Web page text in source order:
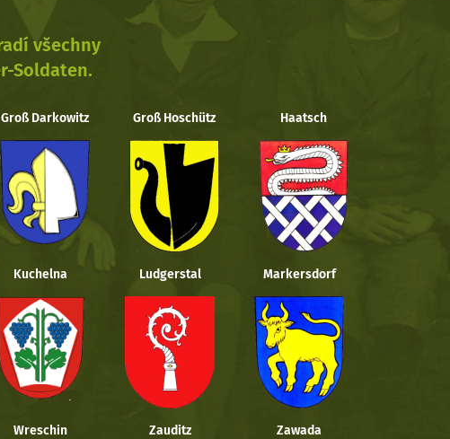
všechny
Soldaten.
Groß Darkowitz Groß Hoschütz Haatsch
Kuchelna Ludgerstal Markersdorf
Wreschin Zauditz Zawada